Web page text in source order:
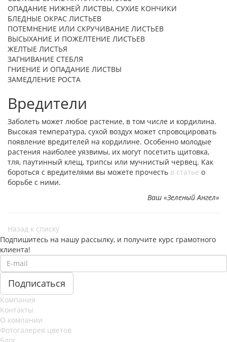
ОПАДАНИЕ НИЖНЕЙ ЛИСТВЫ, СУХИЕ КОНЧИКИ
БЛЕДНЫЕ ОКРАС ЛИСТЬЕВ
ПОТЕМНЕНИЕ ИЛИ СКРУЧИВАНИЕ ЛИСТЬЕВ
ВЫСЫХАНИЕ И ПОЖЕЛТЕНИЕ ЛИСТЬЕВ
ЖЕЛТЫЕ ЛИСТЬЯ
ЗАГНИВАНИЕ СТЕБЛЯ
ГНИЕНИЕ И ОПАДАНИЕ ЛИСТВЫ
ЗАМЕДЛЕНИЕ РОСТА
Вредители
Заболеть может любое растение, в том числе и кордилина.
Высокая температура, сухой воздух может спровоцировать
появление вредителей на кордилине. Особенно молодые
растения наиболее уязвимы, их могут посетить щитовка,
тля, паутинный клещ, трипсы или мучнистый червец. Как
бороться с вредителями вы можете прочесть в статье о
борьбе с ними.
Ваш «Зеленый Ангел»
Назад к списку
Подпишитесь на нашу рассылку, и получите курс грамотного
клиента!
Компания
Контакты
О компании
Фотогалерея цветов